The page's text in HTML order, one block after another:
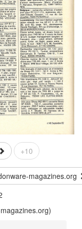
+10
magazines.org